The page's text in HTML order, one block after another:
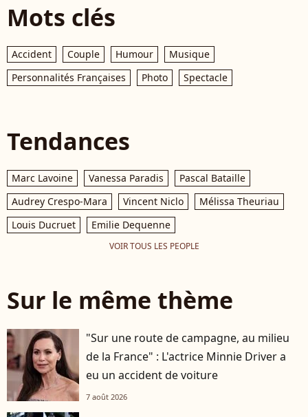
Mots clés
Accident Couple Humour
Musique
Personnalités Françaises
Photo Spectacle
Tendances
Marc Lavoine Vanessa Paradis
Pascal Bataille
Audrey Crespo-Mara
Vincent Niclo
Mélissa Theuriau
Louis Ducruet
Emilie Dequenne
VOIR TOUS LES PEOPLE
Sur le même thème
"Sur une route de campagne, au milieu
de la France" : L'actrice Minnie Driver a
eu un accident de voiture
7 août 2026